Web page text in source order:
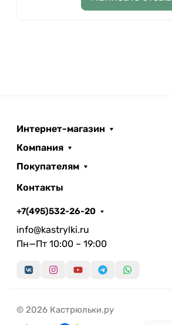
Интернет-магазин
Компания
Покупателям
Контакты
+7(495)532-26-20
info@kastrylki.ru
Пн—Пт 10:00 – 19:00
© 2026 Кастрюльки.ру